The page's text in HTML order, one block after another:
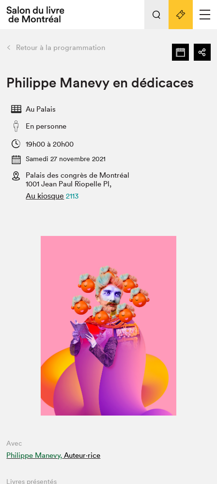
Espace exposant⋅e⋅s
Espace enseignant·e·s
L'événement
Préparer sa visite au Salon
Actualités
SLM PRO
retour Nos activités
Préparer sa visite
Salon au Palais
Projets partenaires
Liens pratiques
Retour à la programmation
Philippe Manevy en dédicaces
Au Palais
En personne
19h00 à 20h00
Samedi 27 novembre 2021
Palais des congrès de Montréal
1001 Jean Paul Riopelle Pl,
Au kiosque 2113
Avec
Philippe Manevy, Auteur·rice
Livres présentés